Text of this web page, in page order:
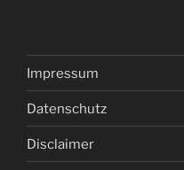
Impressum
Datenschutz
Disclaimer